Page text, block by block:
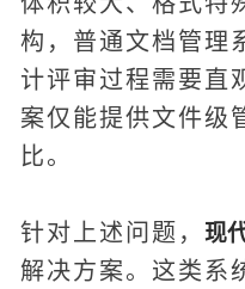
构，普通文档管理
计评审过程需要直
案仅能提供文件级
比。
针对上述问题， 现
解决方案。这类系